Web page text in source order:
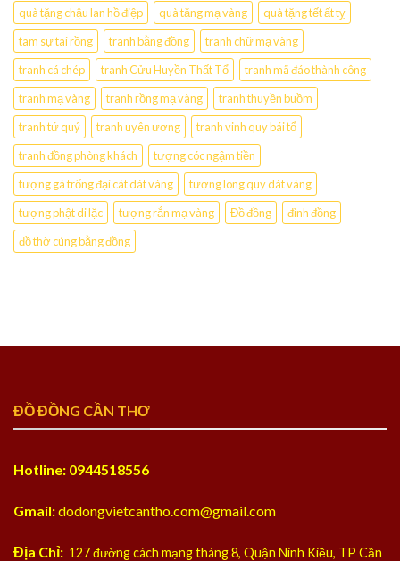
quà tặng chậu lan hồ điệp quà tặng mạ vàng
quà tặng tết ất tỵ
tam sự tai rồng
tranh bằng đồng
tranh chữ mạ vàng
tranh cá chép
tranh Cửu Huyền Thất Tổ
tranh mã đáo thành công
tranh mạ vàng
tranh rồng mạ vàng
tranh thuyền buồm
tranh tứ quý
tranh uyên ương
tranh vinh quy bái tổ
tranh đồng phòng khách
tượng cóc ngậm tiền
tượng gà trống đại cát dát vàng
tượng long quy dát vàng
tượng phật di lặc
tượng rắn mạ vàng Đồ đồng
đỉnh đồng
đồ thờ cúng bằng đồng
ĐỒ ĐỒNG CẦN THƠ
Hotline: 0944518556
Gmail:dodongvietcantho.com@gmail.com
Địa Chỉ: 127 đường cách mạng tháng 8, Quận Ninh Kiều, TP Cần